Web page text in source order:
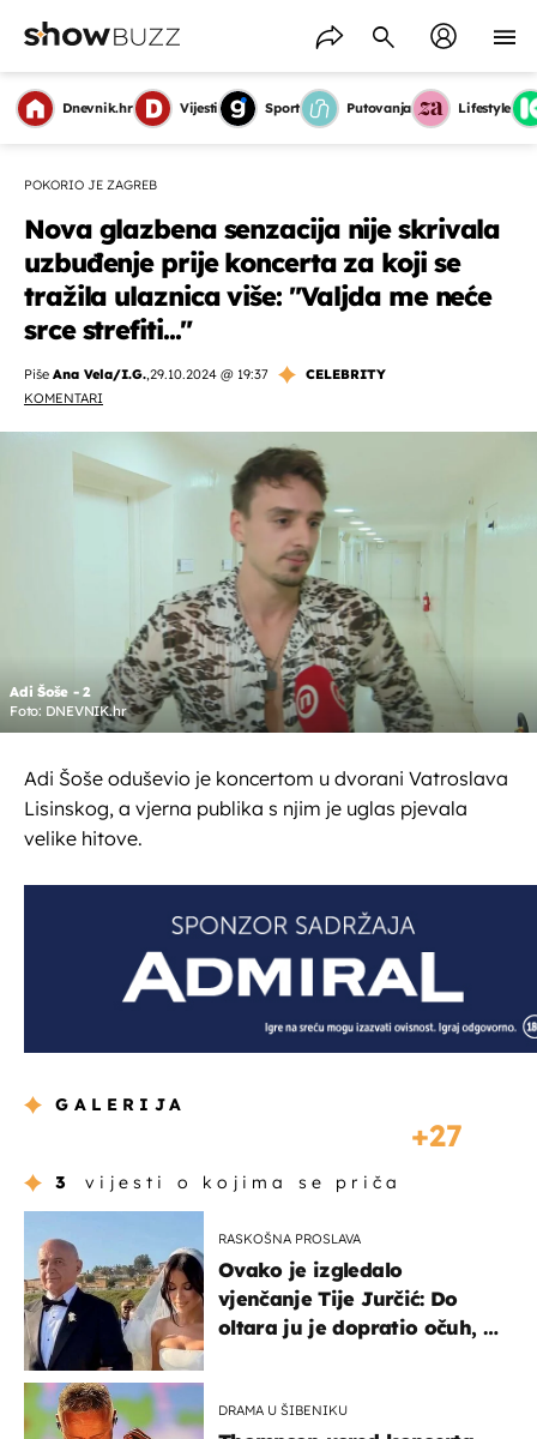
Dnevnik.hr Vijesti Sport Putovanja Lifestyle
POKORIO JE ZAGREB
Nova glazbena senzacija nije skrivala
uzbuđenje prije koncerta za koji se
tražila ulaznica više: "Valjda me neće
srce strefiti..."
Piše Ana Vela/I.G.,29.10.2024 @ 19:37
CELEBRITY
KOMENTARI
Adi Šoše - 2
Foto: DNEVNIK.hr
Adi Šoše oduševio je koncertom u dvorani Vatroslava
Lisinskog, a vjerna publika s njim je uglas pjevala
velike hitove.
GALERIJA
27
3 vijesti o kojima se priča
RASKOŠNA PROSLAVA
Ovako je izgledalo
vjenčanje Tije Jurčić: Do
oltara ju je dopratio očuh, a
DRAMA U ŠIBENIKU
OMOGUĆI OBAVIJESTI